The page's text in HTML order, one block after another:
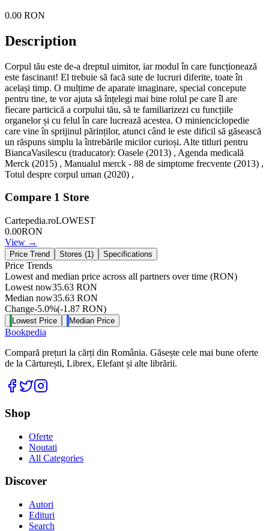
0.00 RON
Description
Corpul tău este de-a dreptul uimitor, iar modul în care funcționează
este fascinant! El trebuie să facă sute de lucruri diferite, toate în
același timp. O mulțime de aparate imaginare, special concepute
pentru tine, te vor ajuta să înțelegi mai bine rolul pe care îl are
fiecare particică a corpului tău, să te familiarizezi cu funcțiile
organelor și cu felul în care lucrează acestea. O minienciclopedie
care vine în sprijinul părinților, atunci când le este dificil să găsească
un răspuns simplu la întrebările micilor curioși. Alte titluri pentru
BiancaVasilescu (traducator): Oasele (2013) , Agenda medicală
Merck (2015) , Manualul merck - 88 de simptome frecvente (2013) ,
Totul despre corpul uman (2020) ,
Compare 1 Store
Cartepedia.roLOWEST
0.00RON
View →
Price Trend Stores (1) Specifications
Price Trends
Lowest and median price across all partners over time (RON)
Lowest now35.63 RON
Median now35.63 RON
Change-5.0%(-1.87 RON)
Lowest Price Median Price
Bookpedia
Compară prețuri la cărți din România. Găsește cele mai bune oferte
de la Cărturești, Librex, Elefant și alte librării.
Facebook
Twitter
Shop
Oferte
Noutati
All Categories
Discover
Autori
Edituri
Search